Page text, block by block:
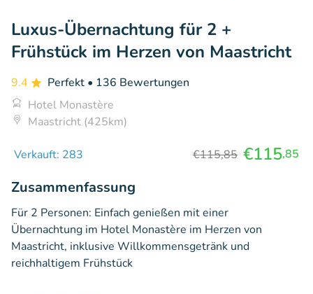
Luxus-Übernachtung für 2 +
Frühstück im Herzen von Maastricht
9.4 Perfekt • 136 Bewertungen
Hotel Monastère
Maastricht (425km)
Verkauft: 283 €115,85 €115,85
Zusammenfassung
Für 2 Personen: Einfach genießen mit einer
Übernachtung im Hotel Monastère im Herzen von
Maastricht, inklusive Willkommensgetränk und
reichhaltigem Frühstück